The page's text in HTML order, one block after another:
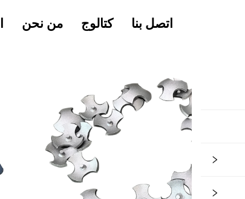
من نحن كتالوج اتصل بنا